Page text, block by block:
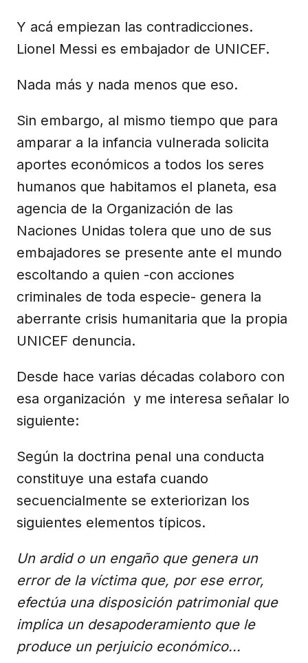
Y acá empiezan las contradicciones.
Lionel Messi es embajador de UNICEF.
Nada más y nada menos que eso.
Sin embargo, al mismo tiempo que para
amparar a la infancia vulnerada solicita
aportes económicos a todos los seres
humanos que habitamos el planeta, esa
agencia de la Organización de las
Naciones Unidas tolera que uno de sus
embajadores se presente ante el mundo
escoltando a quien -con acciones
criminales de toda especie- genera la
aberrante crisis humanitaria que la propia
UNICEF denuncia.
Desde hace varias décadas colaboro con
esa organización y me interesa señalar lo
siguiente:
Según la doctrina penal una conducta
constituye una estafa cuando
secuencialmente se exteriorizan los
siguientes elementos típicos.
Un ardid o un engaño que genera un
error de la víctima que, por ese error,
efectúa una disposición patrimonial que
implica un desapoderamiento que le
produce un perjuicio económico...